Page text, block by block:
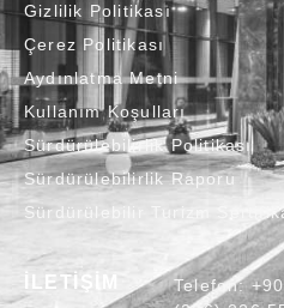
Gizlilik Politikası
Çerez Politikası
Aydınlatma Metni
Kullanım Koşulları
Sürdürülebilirlik Politikası
Sürdürülebilirlik Raporu
Sürdürülebilir Turizm
İLETİŞİM Telefon:+90